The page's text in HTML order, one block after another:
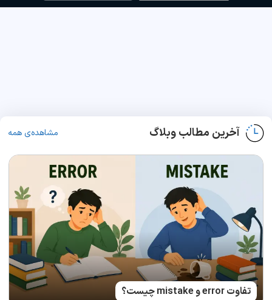
آخرین مطالب وبلاگ مشاهده‌ی همه
تفاوت error و mistake چیست؟